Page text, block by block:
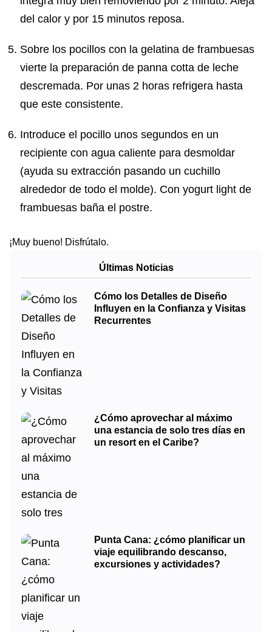
del calor y por 15 minutos reposa.
Sobre los pocillos con la gelatina de frambuesas
vierte la preparación de panna cotta de leche
descremada. Por unas 2 horas refrigera hasta
que este consistente.
Introduce el pocillo unos segundos en un
recipiente con agua caliente para desmoldar
(ayuda su extracción pasando un cuchillo
alrededor de todo el molde). Con yogurt light de
frambuesas baña el postre.
¡Muy bueno! Disfrútalo.
Últimas Noticias
Cómo los Detalles de Diseño
Influyen en la Confianza y Visitas
Recurrentes
¿Cómo aprovechar al máximo
una estancia de solo tres días en
un resort en el Caribe?
Punta Cana: ¿cómo planificar un
viaje equilibrando descanso,
excursiones y actividades?